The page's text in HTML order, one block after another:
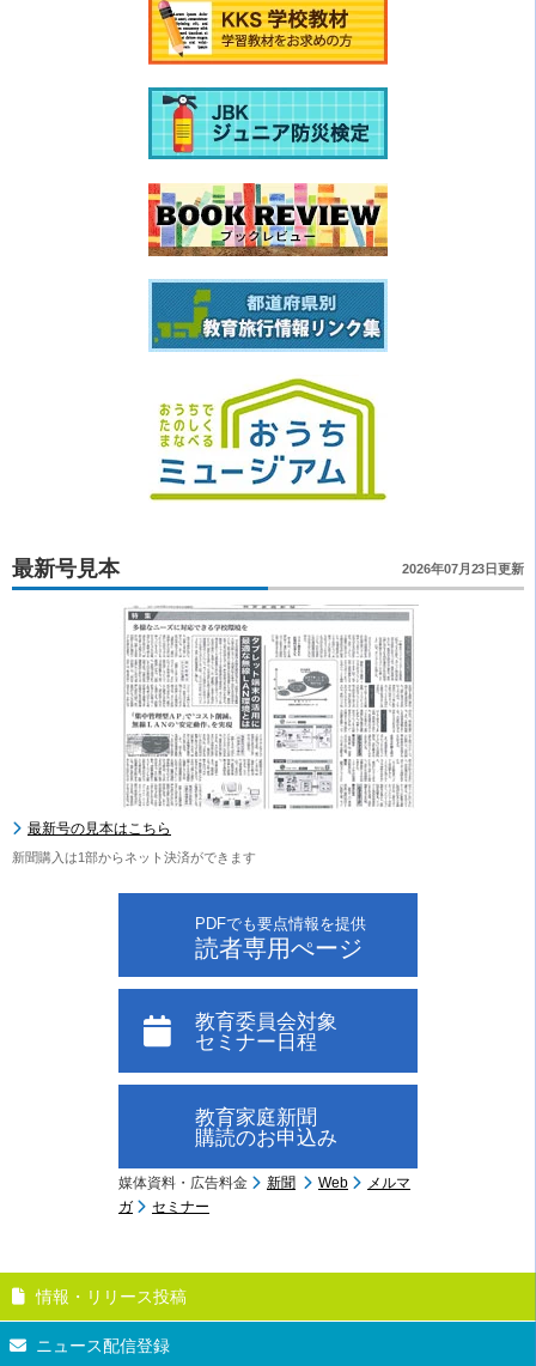
最新号見本 2026年07月23日更新
最新号の見本はこちら
新聞購入は1部からネット決済ができます
PDFでも要点情報を提供
読者専用ぺージ
教育委員会対象
セミナー日程
教育家庭新聞
購読のお申込み
媒体資料・広告料金 新聞 Web
メルマ
ガ
セミナー
情報・リリース投稿
ニュース配信登録